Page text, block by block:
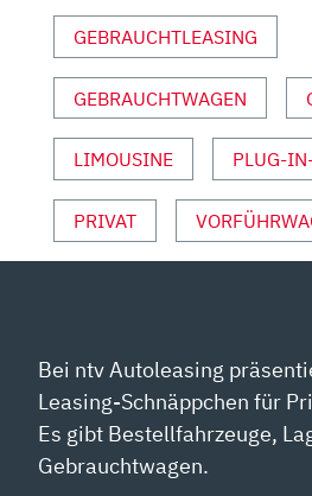
ANZEIGEN
GEBRAUCHTLEASING
GEBRAUCHTWAGEN
LIMOUSINE PLUG-
PRIVAT
Bei ntv Autoleasing
Leasing-Schnäppchen für
Es gibt Bestellfahrzeuge,
Gebrauchtwagen.